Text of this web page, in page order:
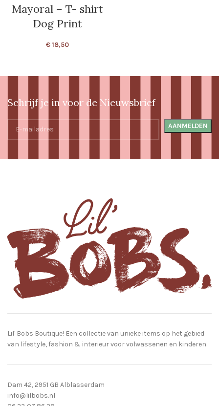
Mayoral – T- shirt
Dog Print
€18,50
Schrijf je in voor de Nieuwsbrief
Lil' Bobs Boutique! Een collectie van unieke items op het gebied
van lifestyle, fashion & interieur voor volwassenen en kinderen.
Dam 42, 2951 GB Alblasserdam
info@lilbobs.nl